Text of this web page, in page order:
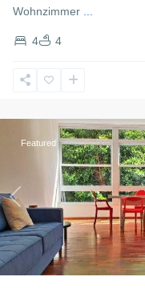
Wohnzimmer
4 4
Copacabana
de
Previous
Featured